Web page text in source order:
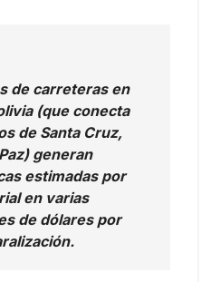
de carreteras en
(que conecta
de Santa Cruz,
generan
estimadas por
en varias
de dólares por